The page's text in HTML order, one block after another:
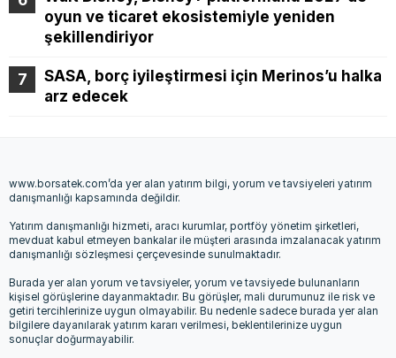
oyun ve ticaret ekosistemiyle yeniden
şekillendiriyor
SASA, borç iyileştirmesi için Merinos’u halka
arz edecek
www.borsatek.com’da yer alan yatırım bilgi, yorum ve tavsiyeleri yatırım
danışmanlığı kapsamında değildir.
Yatırım danışmanlığı hizmeti, aracı kurumlar, portföy yönetim şirketleri,
mevduat kabul etmeyen bankalar ile müşteri arasında imzalanacak yatırım
danışmanlığı sözleşmesi çerçevesinde sunulmaktadır.
Burada yer alan yorum ve tavsiyeler, yorum ve tavsiyede bulunanların
kişisel görüşlerine dayanmaktadır. Bu görüşler, mali durumunuz ile risk ve
getiri tercihlerinize uygun olmayabilir. Bu nedenle sadece burada yer alan
bilgilere dayanılarak yatırım kararı verilmesi, beklentilerinize uygun
sonuçlar doğurmayabilir.